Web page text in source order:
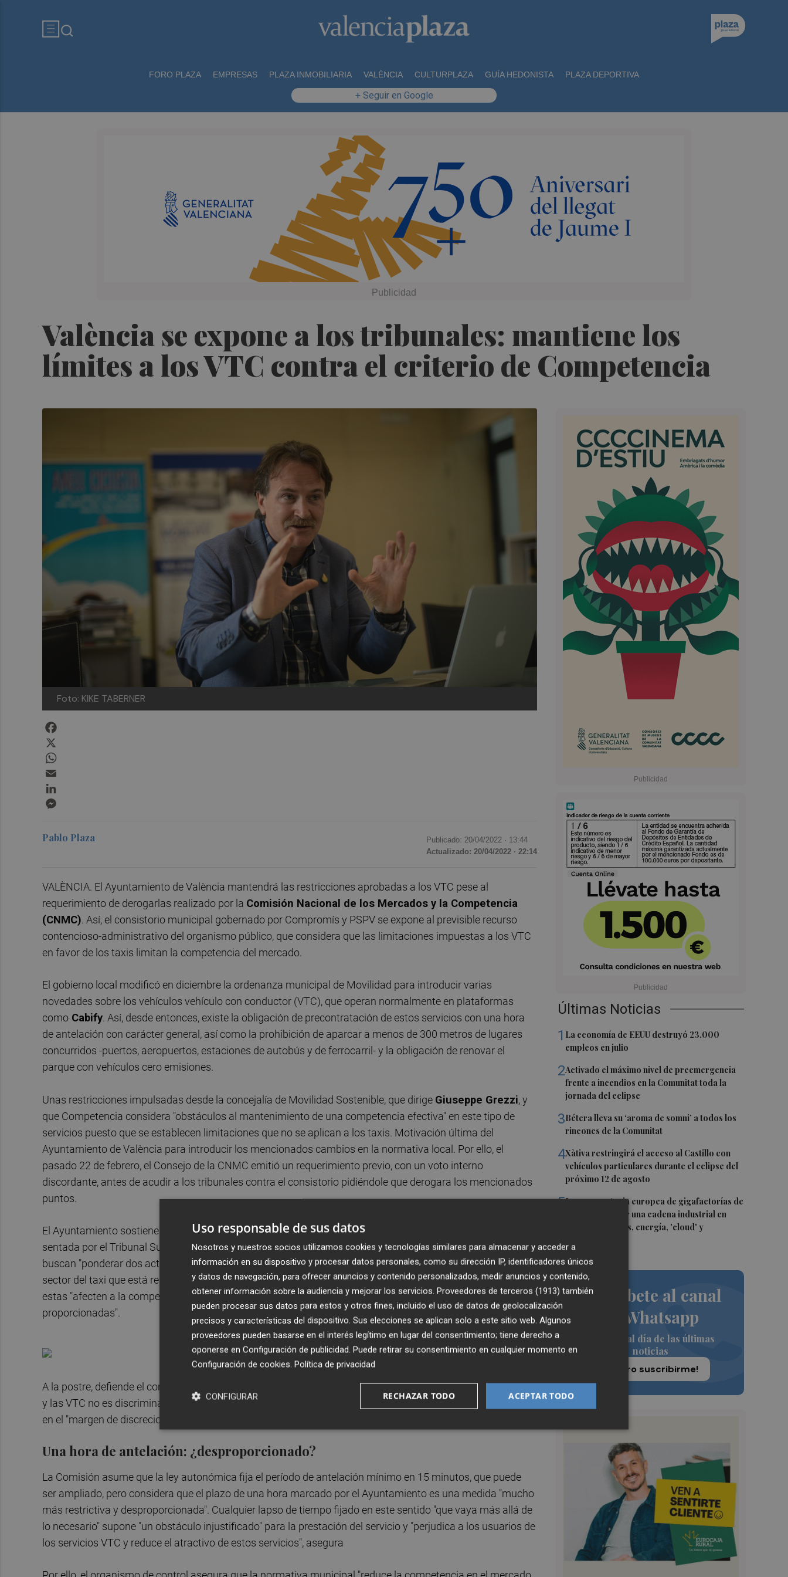
FORO PLAZA EMPRESAS PLAZA INMOBILIARIA VALÈNCIA CULTURPLAZA GUÍA HEDONISTA PLAZA DEPORTIVA
+ Seguir en Google
València se expone a los tribunales: mantiene los
límites a los VTC contra el criterio de Competencia
Foto: KIKE TABERNER
Últimas Noticias
1 La economía de EEUU destruyó 23.000
empleos en julio
2Activado el máximo nivel de preemergencia
frente a incendios en la Comunitat toda la
jornada del eclipse
3Bétera lleva su ‘aroma de somni’ a todos los
rincones de la Comunitat
4Xàtiva restringirá el acceso al Castillo con
vehículos particulares durante el eclipse del
próximo 12 de agosto
5La convocatoria europea de gigafactorías de
IA puede activar una cadena industrial en
centros de datos, energía, 'cloud' y
Suscríbete al canal
de Whatsapp
Siempre al día de las últimas
noticias
¡Quiero suscribirme!
Pablo Plaza Publicado: 20/04/2022 · 13:44
Actualizado: 20/04/2022 · 22:14
VALÈNCIA. El Ayuntamiento de València mantendrá las restricciones aprobadas a los VTC pese al
requerimiento de derogarlas realizado por la Comisión Nacional de los Mercados y la Competencia
(CNMC). Así, el consistorio municipal gobernado por Compromís y PSPV se expone al previsible recurso
contencioso-administrativo del organismo público, que considera que las limitaciones impuestas a los VTC
en favor de los taxis limitan la competencia del mercado.
El gobierno local modificó en diciembre la ordenanza municipal de Movilidad para introducir varias
novedades sobre los vehículos vehículo con conductor (VTC), que operan normalmente en plataformas
como Cabify. Así, desde entonces, existe la obligación de precontratación de estos servicios con una hora
de antelación con carácter general, así como la prohibición de aparcar a menos de 300 metros de lugares
concurridos -puertos, aeropuertos, estaciones de autobús y de ferrocarril- y la obligación de renovar el
parque con vehículos cero emisiones.
Unas restricciones impulsadas desde la concejalía de Movilidad Sostenible, que dirige Giuseppe Grezzi, y
que Competencia considera "obstáculos al mantenimiento de una competencia efectiva" en este tipo de
servicios puesto que se establecen limitaciones que no se aplican a los taxis. Motivación última del
Ayuntamiento de València para introducir los mencionados cambios en la normativa local. Por ello, el
pasado 22 de febrero, el Consejo de la CNMC emitió un requerimiento previo, con un voto interno
discordante, antes de acudir a los tribunales contra el consistorio pidiéndole que derogara los mencionados
puntos.
El Ayuntamiento sostiene en su argumentación que Competencia ha pasado por alto la jurisprudencia
sentada por el Tribunal Supremo en esta cuestión, según la cual las restricciones a los VTC son legítimas y
buscan "ponderar dos actividades económicas con rasgos similares" y que compiten entre ellas. Así, ante el
sector del taxi que está regulado, considera "preciso imponer limitaciones a la actividad de las VTC" aunque
estas "afecten a la competencia y a la libertad de establecimiento" y siempre que sean "necesarias y
proporcionadas".
A la postre, defiende el consistorio, "que determinadas limitaciones no se apliquen por igual al sector del taxi
y las VTC no es discriminatorio" puesto que están amparadas en "razones imperiosas de interés general" y
en el "margen de discrecionalidad que tiene la Administración" para regular esta cuestión.
Una hora de antelación: ¿desproporcionado?
La Comisión asume que la ley autonómica fija el período de antelación mínimo en 15 minutos, que puede
ser ampliado, pero considera que el plazo de una hora marcado por el Ayuntamiento es una medida "mucho
más restrictiva y desproporcionada". Cualquier lapso de tiempo fijado en este sentido "que vaya más allá de
lo necesario" supone "un obstáculo injustificado" para la prestación del servicio y "perjudica a los usuarios de
los servicios VTC y reduce el atractivo de estos servicios", asegura
Uso responsable de sus datos
Nosotros y nuestros socios utilizamos cookies y tecnologías similares para almacenar y acceder a
información en su dispositivo y procesar datos personales, como su dirección IP, identificadores únicos
y datos de navegación, para ofrecer anuncios y contenido personalizados, medir anuncios y contenido,
obtener información sobre la audiencia y mejorar los servicios. Proveedores de terceros (1913) también
pueden procesar sus datos para estos y otros fines, incluido el uso de datos de geolocalización
precisos y características del dispositivo. Sus elecciones se aplican solo a este sitio web. Algunos
proveedores pueden basarse en el interés legítimo en lugar del consentimiento; tiene derecho a
oponerse en Configuración de publicidad. Puede retirar su consentimiento en cualquier momento en
Configuración de cookies. Política de privacidad
ACEPTAR TODO
RECHAZAR TODO
CONFIGURAR